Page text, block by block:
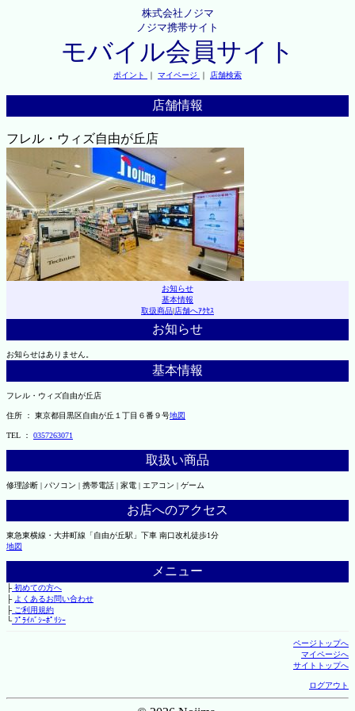
株式会社ノジマ
ノジマ携帯サイト
モバイル会員サイト
ポイント ｜ マイページ ｜ 店舗検索
店舗情報
フレル・ウィズ自由が丘店
お知らせ
基本情報
取扱商品|店舗へｱｸｾｽ
お知らせ
お知らせはありません。
基本情報
フレル・ウィズ自由が丘店
住所 ： 東京都目黒区自由が丘１丁目６番９号地図
TEL ： 0357263071
取扱い商品
修理診断 | パソコン | 携帯電話 | 家電 | エアコン | ゲーム
お店へのアクセス
東急東横線・大井町線「自由が丘駅」下車 南口改札徒歩1分
地図
メニュー
├初めての方へ
├ よくあるお問い合わせ
├ご利用規約
└ﾌﾟﾗｲﾊﾞｼｰﾎﾟﾘｼｰ
ページトップへ
マイページへ
サイトトップへ
ログアウト